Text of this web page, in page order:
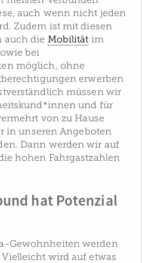
auch wenn nicht jeden
Zudem ist mit diesen
auch die Mobilität im
bei
möglich, ohne
erwerben
müssen wir
und für
von zu Hause
in unseren Angeboten
Dann werden wir auf
hohen Fahrgastzahlen
hat Potenzial
Gewohnheiten werden
wird auf etwas